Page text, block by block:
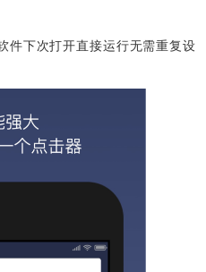
件下次打开直接运行无需重复设